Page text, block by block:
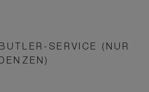
SERVICE (NUR